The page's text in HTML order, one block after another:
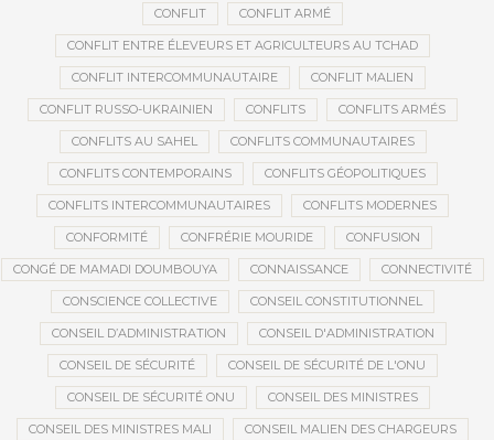
CONFLIT CONFLIT ARMÉ
CONFLIT ENTRE ÉLEVEURS ET AGRICULTEURS AU TCHAD
CONFLIT INTERCOMMUNAUTAIRE CONFLIT MALIEN
CONFLIT RUSSO-UKRAINIEN CONFLITS CONFLITS ARMÉS
CONFLITS AU SAHEL CONFLITS COMMUNAUTAIRES
CONFLITS CONTEMPORAINS CONFLITS GÉOPOLITIQUES
CONFLITS INTERCOMMUNAUTAIRES CONFLITS MODERNES
CONFORMITÉ CONFRÉRIE MOURIDE CONFUSION
CONGÉ DE MAMADI DOUMBOUYA CONNAISSANCE CONNECTIVITÉ
CONSCIENCE COLLECTIVE CONSEIL CONSTITUTIONNEL
CONSEIL D’ADMINISTRATION CONSEIL D'ADMINISTRATION
CONSEIL DE SÉCURITÉ CONSEIL DE SÉCURITÉ DE L'ONU
CONSEIL DE SÉCURITÉ ONU CONSEIL DES MINISTRES
CONSEIL DES MINISTRES MALI CONSEIL MALIEN DES CHARGEURS